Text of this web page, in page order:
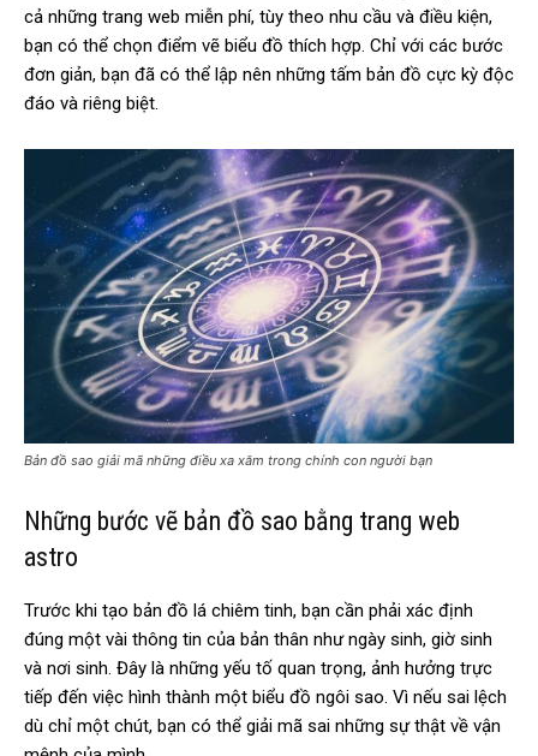
cả những trang web miễn phí, tùy theo nhu cầu và điều kiện,
bạn có thể chọn điểm vẽ biểu đồ thích hợp. Chỉ với các bước
đơn giản, bạn đã có thể lập nên những tấm bản đồ cực kỳ độc
đáo và riêng biệt.
Bản đồ sao giải mã những điều xa xăm trong chính con người bạn
Những bước vẽ bản đồ sao bằng trang web
astro
Trước khi tạo bản đồ lá chiêm tinh, bạn cần phải xác định
đúng một vài thông tin của bản thân như ngày sinh, giờ sinh
và nơi sinh. Đây là những yếu tố quan trọng, ảnh hưởng trực
tiếp đến việc hình thành một biểu đồ ngôi sao. Vì nếu sai lệch
dù chỉ một chút, bạn có thể giải mã sai những sự thật về vận